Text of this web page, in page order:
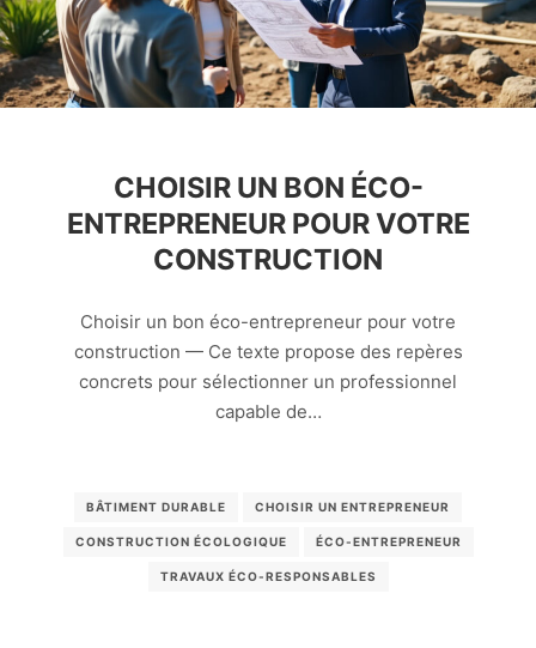
CHOISIR UN BON ÉCO-
ENTREPRENEUR POUR VOTRE
CONSTRUCTION
Choisir un bon éco-entrepreneur pour votre
construction — Ce texte propose des repères
concrets pour sélectionner un professionnel
capable de…
BÂTIMENT DURABLE CHOISIR UN ENTREPRENEUR
CONSTRUCTION ÉCOLOGIQUE ÉCO-ENTREPRENEUR
TRAVAUX ÉCO-RESPONSABLES